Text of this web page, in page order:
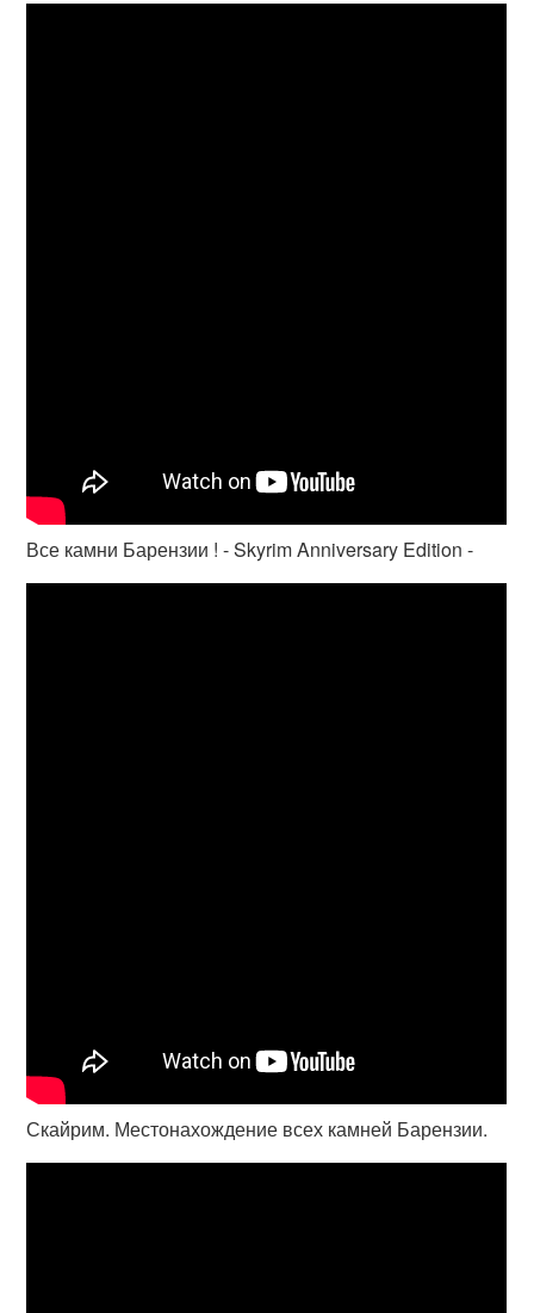
Все камни Барензии ! - Skyrim Anniversary Edition -
Скайрим. Местонахождение всех камней Барензии.